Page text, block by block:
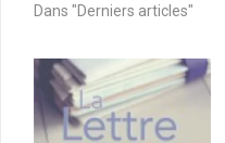
Dans "Derniers articles"